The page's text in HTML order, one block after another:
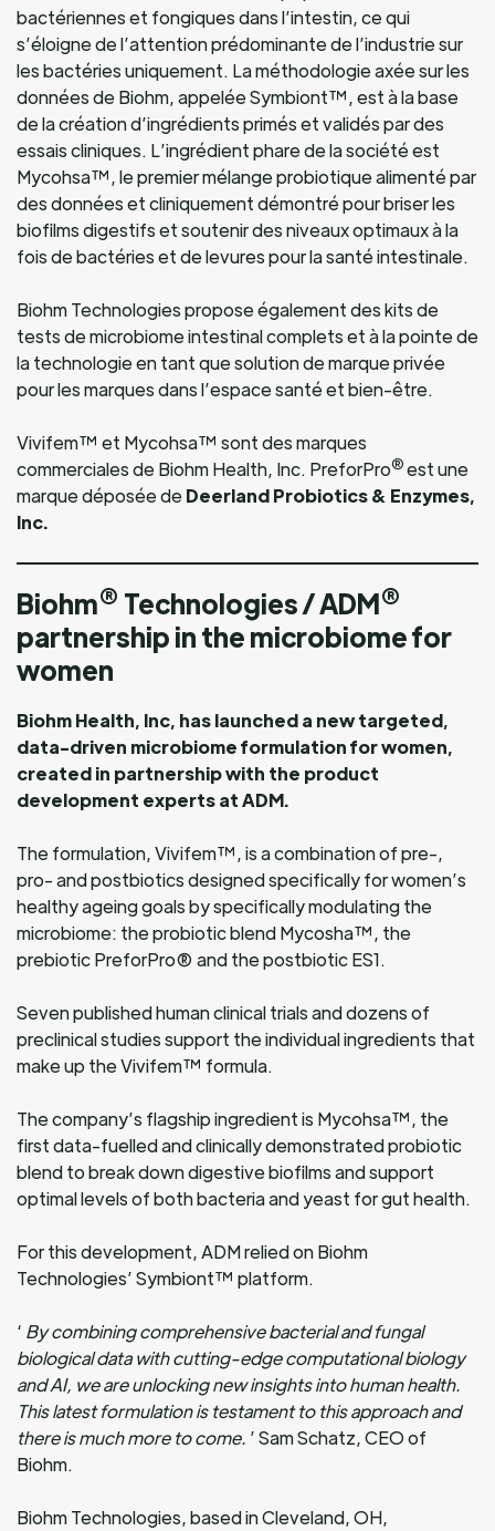
bactériennes et fongiques dans l’intestin, ce qui
s’éloigne de l’attention prédominante de l’industrie sur
les bactéries uniquement. La méthodologie axée sur les
données de Biohm, appelée Symbiont™, est à la base
de la création d’ingrédients primés et validés par des
essais cliniques. L’ingrédient phare de la société est
Mycohsa™, le premier mélange probiotique alimenté par
des données et cliniquement démontré pour briser les
biofilms digestifs et soutenir des niveaux optimaux à la
fois de bactéries et de levures pour la santé intestinale.
Biohm Technologies propose également des kits de
tests de microbiome intestinal complets et à la pointe de
la technologie en tant que solution de marque privée
pour les marques dans l’espace santé et bien-être.
Vivifem™ et Mycohsa™ sont des marques
commerciales de Biohm Health, Inc. PreforPro®est une
marque déposée deDeerland Probiotics & Enzymes,
Inc.
Biohm® Technologies / ADM®
partnership in the microbiome for
women
Biohm Health, Inc, has launched a new targeted,
data-driven microbiome formulation for women,
created in partnership with the product
development experts at ADM.
The formulation, Vivifem™, is a combination of pre-,
pro- and postbiotics designed specifically for women’s
healthy ageing goals by specifically modulating the
microbiome: the probiotic blend Mycosha™, the
prebiotic PreforPro® and the postbiotic ES1.
Seven published human clinical trials and dozens of
preclinical studies support the individual ingredients that
make up the Vivifem™ formula.
The company’s flagship ingredient is Mycohsa™, the
first data-fuelled and clinically demonstrated probiotic
blend to break down digestive biofilms and support
optimal levels of both bacteria and yeast for gut health.
For this development, ADM relied on Biohm
Technologies’ Symbiont™ platform.
‘ By combining comprehensive bacterial and fungal
biological data with cutting-edge computational biology
and AI, we are unlocking new insights into human health.
This latest formulation is testament to this approach and
there is much more to come. ’ Sam Schatz, CEO of
Biohm.
Biohm Technologies, based in Cleveland, OH,